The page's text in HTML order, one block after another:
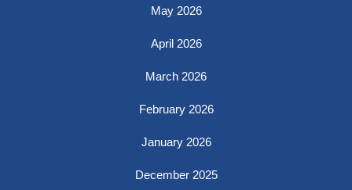
May 2026
April 2026
March 2026
February 2026
January 2026
December 2025